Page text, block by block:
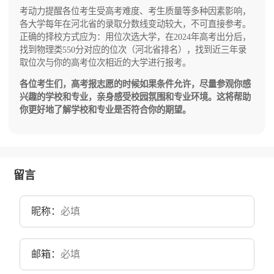
考动力提醒各位考生受高考难度、考生质量等多种因素影响，
各大学每年在河北省的录取分数线变动较大，不可直接参考。
正确的择校方式应为：用位次选大学，在2024年高考出分后，
找到物理类550分对应的位次（河北省排名），找到近三年录
取位次与你的高考位次相近的大学进行报考。
各位考生们，高考报志愿的时候如果条件允许，尽量参观你感
兴趣的学校和专业，亲身感受校园氛围和专业环境。这将帮助
你更好地了解学校和专业是否符合你的期望。
留言
昵称：
邮箱：